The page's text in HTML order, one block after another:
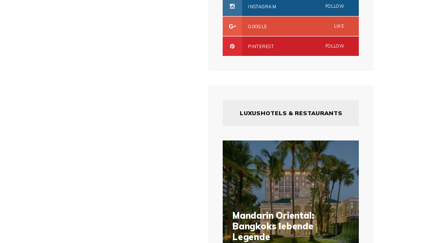
INSTAGRAM FOLLOW
GOOGLE LIKE
PINTEREST FOLLOW
LUXUSHOTELS & RESTAURANTS
Mandarin Oriental:
Bangkoks lebende
Legende